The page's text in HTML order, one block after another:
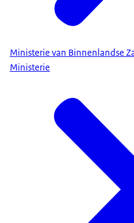
Ministerie van Binnenlandse
Ministerie